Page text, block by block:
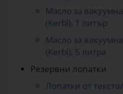
Масло за
(Kerbl), 1 литър
Масло за
(Kerbl), 5 литра
Резервни лопатки
Лопатки от